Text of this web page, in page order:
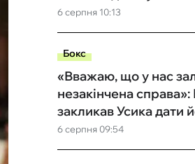
6 серпня 10:13
Бокс
6 серпня 09:54
«Вважаю, що у нас
незакінчена
закликав Усика дати